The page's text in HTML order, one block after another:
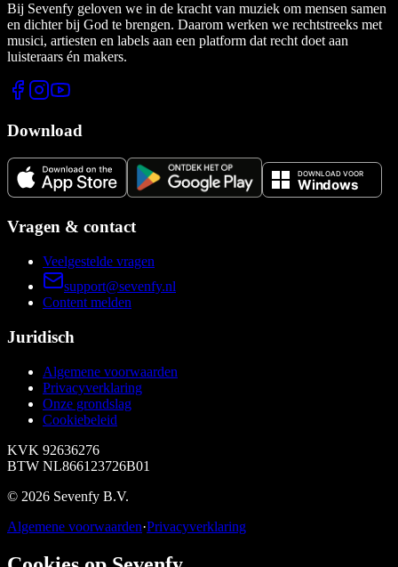
Bij Sevenfy geloven we in de kracht van muziek om mensen samen
en dichter bij God te brengen. Daarom werken we rechtstreeks met
musici, artiesten en labels aan een platform dat recht doet aan
luisteraars én makers.
Download
Vragen & contact
Veelgestelde vragen
support@sevenfy.nl
Content melden
Juridisch
Algemene voorwaarden
Privacyverklaring
Onze grondslag
Cookiebeleid
KVK 92636276
BTW NL866123726B01
© 2026 Sevenfy B.V.
Algemene voorwaarden·Privacyverklaring